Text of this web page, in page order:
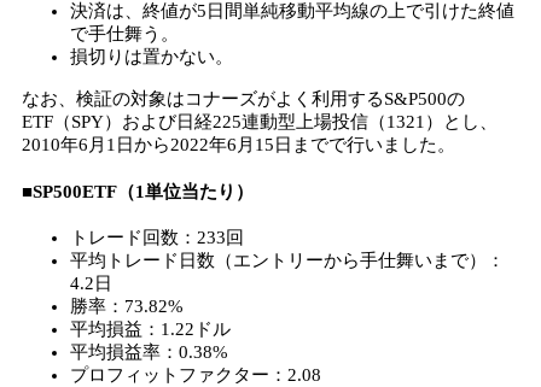
決済は、終値が5日間単純移動平均線の上で引けた終値
で手仕舞う。
損切りは置かない。
なお、検証の対象はコナーズがよく利用するS&P500の
ETF（SPY）および日経225連動型上場投信（1321）とし、
2010年6月1日から2022年6月15日までで行いました。
■SP500ETF（1単位当たり）
トレード回数：233回
平均トレード日数（エントリーから手仕舞いまで）：
4.2日
勝率：73.82%
平均損益：1.22ドル
平均損益率：0.38%
プロフィットファクター：2.08